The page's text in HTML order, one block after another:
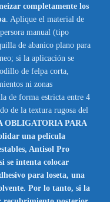
completamente los
. Aplique el material de
manual (tipo
de abanico plano para
si la aplicación se
de felpa corta,
ni zonas
de forma estricta entre 4
de la textura rugosa del
OBLIGATORIA PARA
una película
Antisol Pro
se intenta colocar
para loseta, una
Por lo tanto, si la